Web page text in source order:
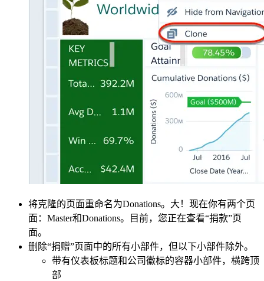
将克隆的页面重命名为Donations。大！现在你有两个页
面：Master和Donations。目前，您正在查看“捐款”页
面。
删除“捐赠”页面中的所有小部件，但以下小部件除外。
带有仪表板标题和公司徽标的容器小部件，横跨顶
部